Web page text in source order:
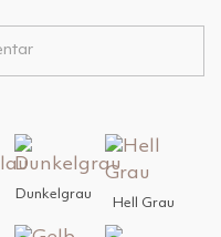
Dunkelgrau
Hell Grau